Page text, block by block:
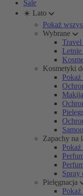
Sale
☀️ Lato
Pokaż
Wybrane
Travel
Kosmetyki
Zapachy na
Spray
Pielęgnacja